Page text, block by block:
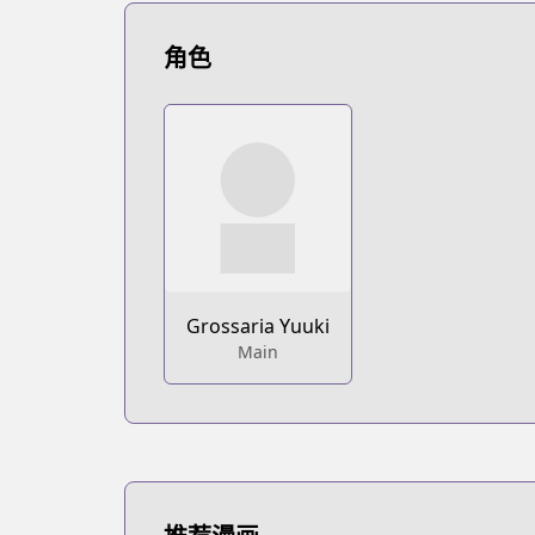
https://www.mangaupdates.com/
novelUpdates
角色
Grossaria Yuuki
Main